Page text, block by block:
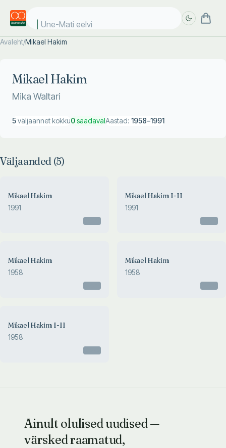
Une-Mati eelvii
Avaleht/Mikael Hakim
Mikael Hakim
Mika Waltari
5väljaannet kokku0saadavalAastad: 1958–1991
Väljaanded (5)
Mikael Hakim
1991
Mikael Hakim I-II
1991
Mikael Hakim
1958
Mikael Hakim
1958
Mikael Hakim I-II
1958
Ainult olulised uudised —
värsked raamatud,